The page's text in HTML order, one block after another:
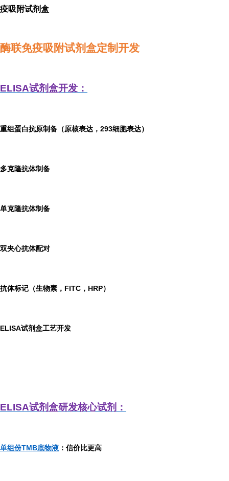
疫吸附试剂盒
酶联免疫吸附试剂盒定制开发
ELISA试剂盒开发：
重组蛋白抗原制备（原核表达，293细胞表达）
多克隆抗体制备
单克隆抗体制备
双夹心抗体配对
抗体标记（生物素，FITC，HRP）
ELISA试剂盒工艺开发
ELISA试剂盒研发核心试剂：
单组份TMB底物液 ：信价比更高